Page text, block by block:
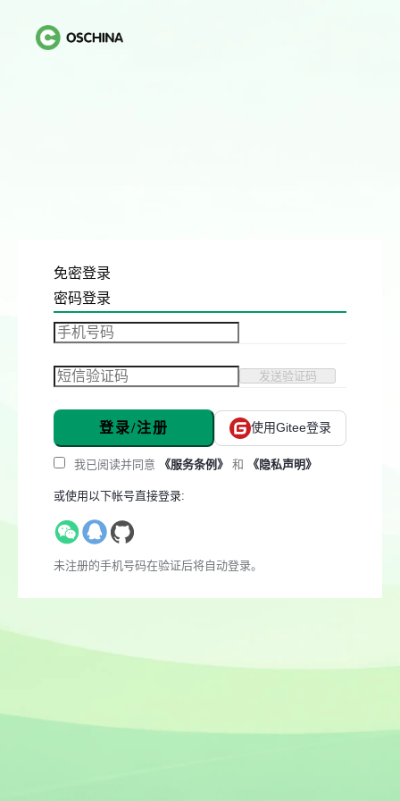
免密登录
密码登录
发送验证码
登录/注册 使用Gitee登录
我已阅读并同意 《服务条例》 和 《隐私声明》
或使用以下帐号直接登录:
未注册的手机号码在验证后将自动登录。